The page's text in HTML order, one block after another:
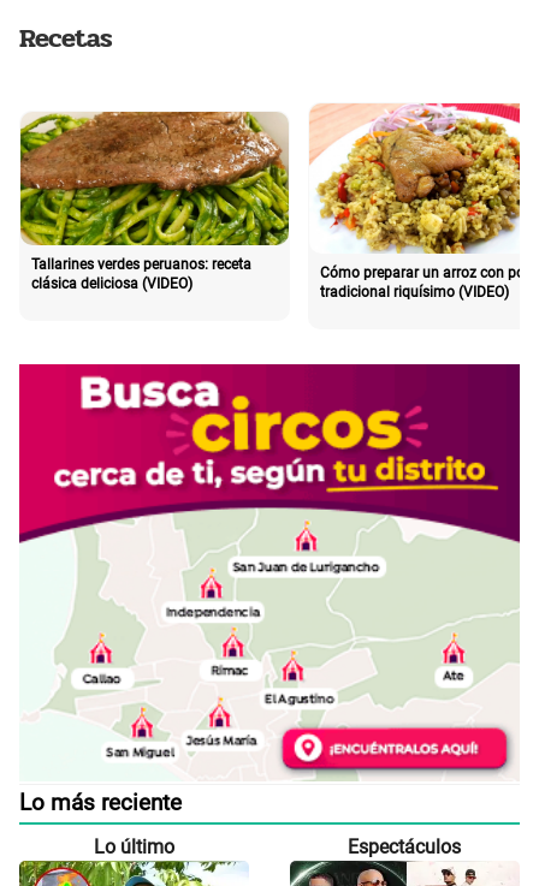
Recetas
Tallarines verdes peruanos: receta
clásica deliciosa (VIDEO)
Cómo preparar un arroz con pollo
tradicional riquísimo (VIDEO)
Lo más reciente
Lo último Espectáculos